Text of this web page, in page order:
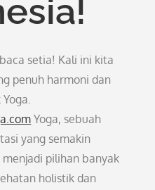
setia! Kali ini kita
penuh harmoni dan
Yoga, sebuah
yang semakin
pilihan banyak
holistik dan